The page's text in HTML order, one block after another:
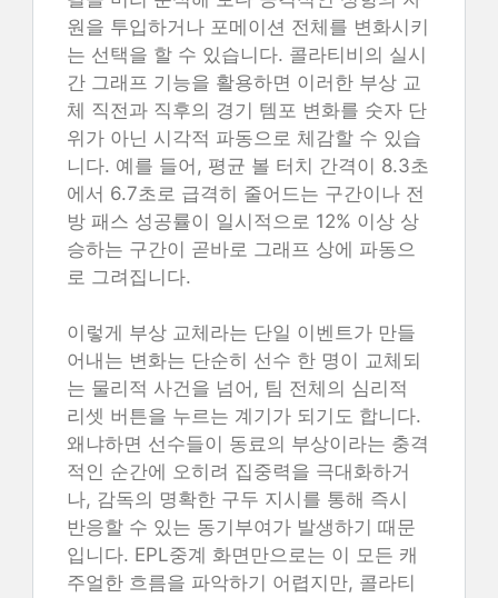
원을 투입하거나 포메이션 전체를 변화시키
는 선택을 할 수 있습니다. 콜라티비의 실시
간 그래프 기능을 활용하면 이러한 부상 교
체 직전과 직후의 경기 템포 변화를 숫자 단
위가 아닌 시각적 파동으로 체감할 수 있습
니다. 예를 들어, 평균 볼 터치 간격이 8.3초
에서 6.7초로 급격히 줄어드는 구간이나 전
방 패스 성공률이 일시적으로 12% 이상 상
승하는 구간이 곧바로 그래프 상에 파동으
로 그려집니다.
이렇게 부상 교체라는 단일 이벤트가 만들
어내는 변화는 단순히 선수 한 명이 교체되
는 물리적 사건을 넘어, 팀 전체의 심리적
리셋 버튼을 누르는 계기가 되기도 합니다.
왜냐하면 선수들이 동료의 부상이라는 충격
적인 순간에 오히려 집중력을 극대화하거
나, 감독의 명확한 구두 지시를 통해 즉시
반응할 수 있는 동기부여가 발생하기 때문
입니다. EPL중계 화면만으로는 이 모든 캐
주얼한 흐름을 파악하기 어렵지만, 콜라티